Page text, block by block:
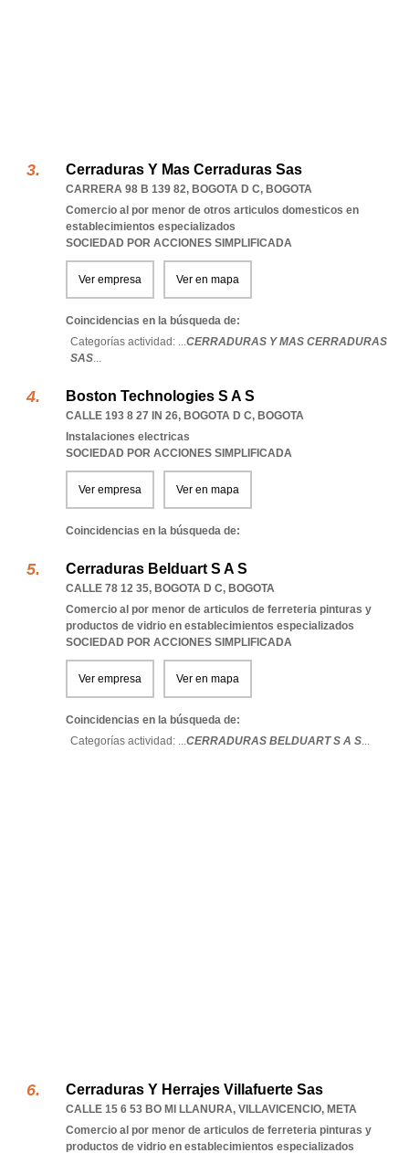
Cerraduras Y Mas Cerraduras Sas
CARRERA 98 B 139 82, BOGOTA D C, BOGOTA
Comercio al por menor de otros articulos domesticos en
establecimientos especializados
SOCIEDAD POR ACCIONES SIMPLIFICADA
Ver empresa Ver en mapa
Coincidencias en la búsqueda de:
Categorías actividad: ...CERRADURAS Y MAS CERRADURAS
SAS...
Boston Technologies S A S
CALLE 193 8 27 IN 26, BOGOTA D C, BOGOTA
Instalaciones electricas
SOCIEDAD POR ACCIONES SIMPLIFICADA
Ver empresa Ver en mapa
Coincidencias en la búsqueda de:
Cerraduras Belduart S A S
CALLE 78 12 35, BOGOTA D C, BOGOTA
Comercio al por menor de articulos de ferreteria pinturas y
productos de vidrio en establecimientos especializados
SOCIEDAD POR ACCIONES SIMPLIFICADA
Ver empresa Ver en mapa
Coincidencias en la búsqueda de:
Categorías actividad: ...CERRADURAS BELDUART S A S...
Cerraduras Y Herrajes Villafuerte Sas
CALLE 15 6 53 BO MI LLANURA, VILLAVICENCIO, META
Comercio al por menor de articulos de ferreteria pinturas y
productos de vidrio en establecimientos especializados